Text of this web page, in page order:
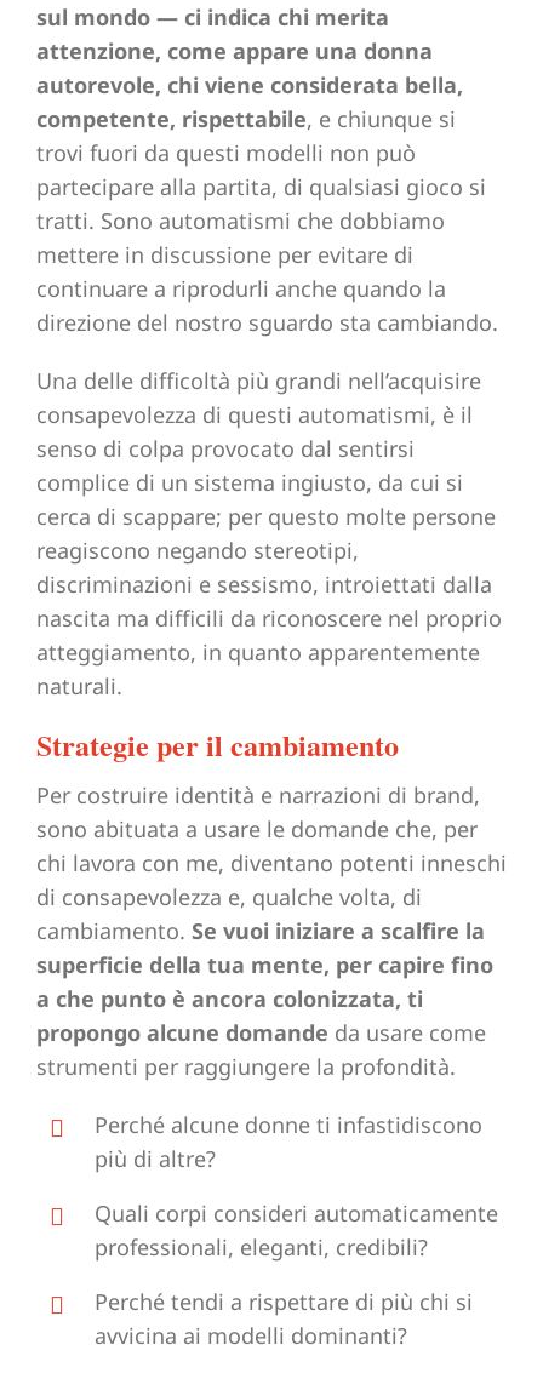
sul mondo — ci indica chi merita
attenzione, come appare una donna
autorevole, chi viene considerata bella,
competente, rispettabile, e chiunque si
trovi fuori da questi modelli non può
partecipare alla partita, di qualsiasi gioco si
tratti. Sono automatismi che dobbiamo
mettere in discussione per evitare di
continuare a riprodurli anche quando la
direzione del nostro sguardo sta cambiando.
Una delle difficoltà più grandi nell’acquisire
consapevolezza di questi automatismi, è il
senso di colpa provocato dal sentirsi
complice di un sistema ingiusto, da cui si
cerca di scappare; per questo molte persone
reagiscono negando stereotipi,
discriminazioni e sessismo, introiettati dalla
nascita ma difficili da riconoscere nel proprio
atteggiamento, in quanto apparentemente
naturali.
Strategie per il cambiamento
Per costruire identità e narrazioni di brand,
sono abituata a usare le domande che, per
chi lavora con me, diventano potenti inneschi
di consapevolezza e, qualche volta, di
cambiamento. Se vuoi iniziare a scalfire la
superficie della tua mente, per capire fino
a che punto è ancora colonizzata, ti
propongo alcune domande da usare come
strumenti per raggiungere la profondità.
Perché alcune donne ti infastidiscono
più di altre?
Quali corpi consideri automaticamente
professionali, eleganti, credibili?
Perché tendi a rispettare di più chi si
avvicina ai modelli dominanti?